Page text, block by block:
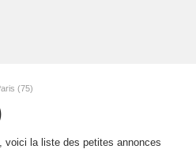
(75)
voici la liste des petites annonces